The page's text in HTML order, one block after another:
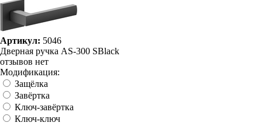
Артикул: 5046
Дверная ручка AS-300 SBlack
отзывов нет
Модификация:
Защёлка
Завёртка
Ключ-завёртка
Ключ-ключ